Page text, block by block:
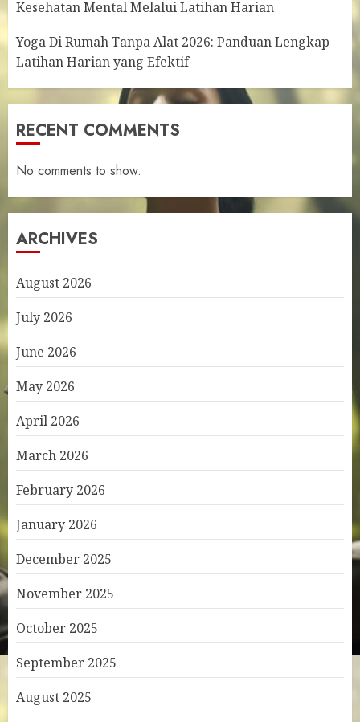
Kesehatan Mental Melalui Latihan Harian
Yoga Di Rumah Tanpa Alat 2026: Panduan Lengkap
Latihan Harian yang Efektif
RECENT COMMENTS
No comments to show.
ARCHIVES
August 2026
July 2026
June 2026
May 2026
April 2026
March 2026
February 2026
January 2026
December 2025
November 2025
October 2025
September 2025
August 2025